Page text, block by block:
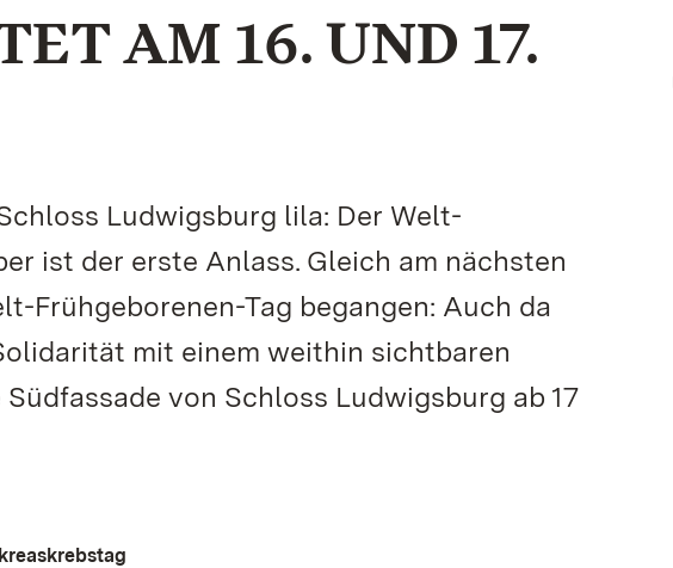
AM 16. UND 17.
Ludwigsburg lila: Der Welt-
ist der erste Anlass. Gleich am nächsten
Frühgeborenen-Tag begangen: Auch da
mit einem weithin sichtbaren
von Schloss Ludwigsburg ab 17